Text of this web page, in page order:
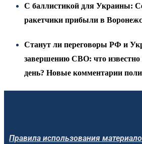
С баллистикой для Украины:
ракетчики прибыли в
Станут ли переговоры РФ и
завершению СВО: что известно
день? Новые комментарии
Правила использования